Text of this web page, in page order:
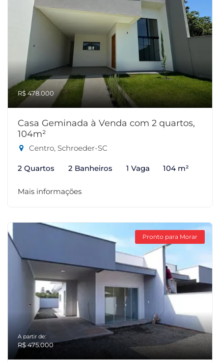
R$ 478.000
Casa Geminada à Venda com 2 quartos,
104m²
Centro, Schroeder-SC
2 Quartos 2 Banheiros 1 Vaga 104 m²
Mais informações
Pronto para Morar
A partir de:
R$ 475.000